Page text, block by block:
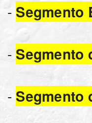
- Segmento
- Segmento
- Segmento